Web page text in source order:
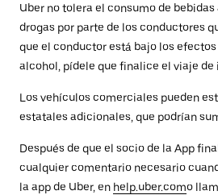
Uber no tolera el consumo de
drogas por parte de los conductores
que el conductor está bajo los efectos
alcohol, pídele que finalice el viaje de
Los vehículos comerciales pueden
estatales adicionales, que podrían
Después de que el socio de la App
cualquier comentario necesario
la app de Uber, en help.uber.como